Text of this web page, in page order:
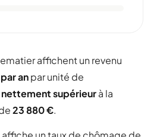
affichent un revenu
anpar unité de
nettement supérieurà la
23 880 €.